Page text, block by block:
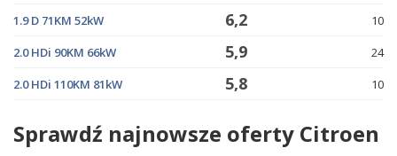
1.9 D 71KM 52kW
6,2
10
2.0 HDi 90KM 66kW
5,9
24
2.0 HDi 110KM 81kW
5,8 10
Sprawdź najnowsze oferty Citroen